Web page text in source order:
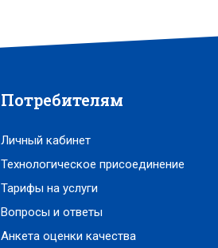
Потребителям
Личный кабинет
Технологическое присоединение
Тарифы на услуги
Вопросы и ответы
Анкета оценки качества